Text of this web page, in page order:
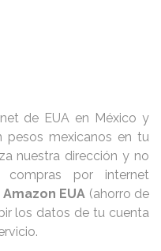
de EUA en México y
pesos mexicanos en tu
nuestra dirección y no
por internet
Amazon EUA (ahorro de
los datos de tu cuenta